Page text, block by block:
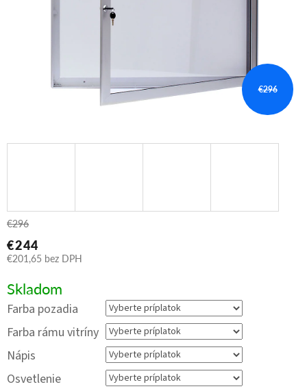
€296
€296
€244
€201,65 bez DPH
cena:
Skladom
Farba pozadia
Farba rámu vitríny
Nápis
Osvetlenie